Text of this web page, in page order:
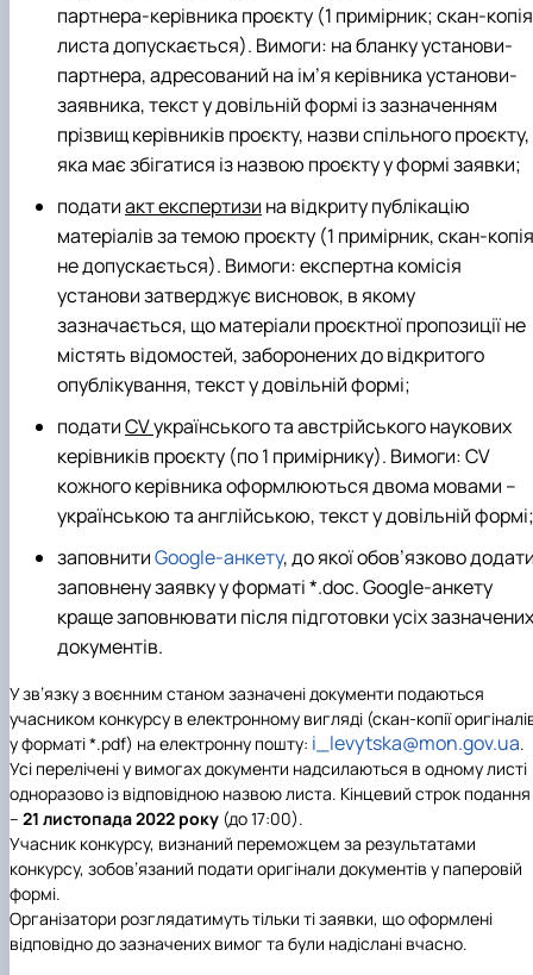
партнера-керівника проєкту (1 примірник; скан-копія
листа допускається). Вимоги: на бланку установи-
партнера, адресований на ім’я керівника установи-
заявника, текст у довільній формі із зазначенням
прізвищ керівників проєкту, назви спільного проєкту,
яка має збігатися із назвою проєкту у формі заявки;
податиакт експертизи на відкриту публікацію
матеріалів за темою проєкту (1 примірник, скан-копія
не допускається). Вимоги: експертна комісія
установи затверджує висновок, в якому
зазначається, що матеріали проєктної пропозиції не
містять відомостей, заборонених до відкритого
опублікування, текст у довільній формі;
податиCVукраїнського та австрійського наукових
керівників проєкту (по 1 примірнику). Вимоги: CV
кожного керівника оформлюються двома мовами –
українською та англійською, текст у довільній формі;
заповнитиGoogle-анкету, до якої обов’язково
заповнену заявку у форматі *.doc. Google-анкету
краще заповнювати після підготовки усіх зазначених
документів.
У зв’язку з воєнним станом зазначені документи подаються
учасником конкурсу в електронному вигляді (скан-копії
у форматі *.pdf) на електронну пошту: i_levytska@mon.gov.ua.
Усі перелічені у вимогах документи надсилаються в одному листі
одноразово із відповідною назвою листа. Кінцевий строк подання
– 21 листопада 2022 року (до 17:00).
Учасник конкурсу, визнаний переможцем за результатами
конкурсу, зобов’язаний подати оригінали документів у паперовій
формі.
Організатори розглядатимуть тільки ті заявки, що оформлені
відповідно до зазначених вимог та були надіслані вчасно.